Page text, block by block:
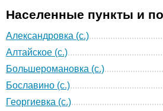
Населенные пункты и
Александровка (с.)
Алтайское (с.)
Большеромановка (с.)
Бославино (с.)
Георгиевка (с.)